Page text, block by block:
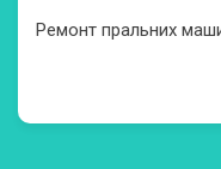
Ремонт пральних